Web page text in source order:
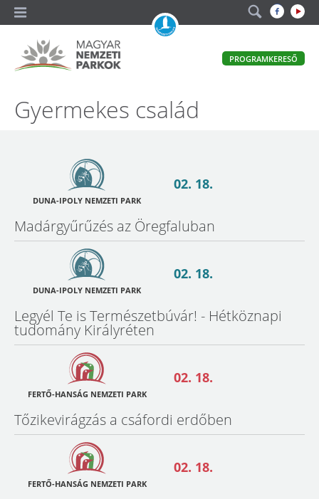
hivatalos
Magyar
PROGRAMKERESŐ
Gyermekes család
DUNA-IPOLY NEMZETI PARK
02. 18.
Madárgyűrűzés az Öregfaluban
DUNA-IPOLY NEMZETI PARK
02. 18.
Legyél Te is Természetbúvár! - Hétköznapi
tudomány Királyréten
FERTŐ-HANSÁG NEMZETI PARK
02. 18.
Tőzikevirágzás a csáfordi erdőben
FERTŐ-HANSÁG NEMZETI PARK
02. 18.